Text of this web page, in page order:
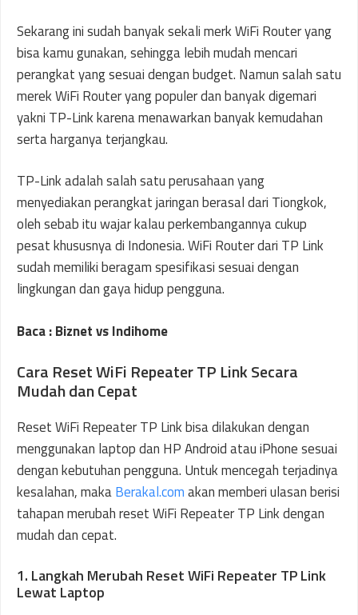
Sekarang ini sudah banyak sekali merk WiFi Router yang
bisa kamu gunakan, sehingga lebih mudah mencari
perangkat yang sesuai dengan budget. Namun salah satu
merek WiFi Router yang populer dan banyak digemari
yakni TP-Link karena menawarkan banyak kemudahan
serta harganya terjangkau.
TP-Link adalah salah satu perusahaan yang
menyediakan perangkat jaringan berasal dari Tiongkok,
oleh sebab itu wajar kalau perkembangannya cukup
pesat khususnya di Indonesia. WiFi Router dari TP Link
sudah memiliki beragam spesifikasi sesuai dengan
lingkungan dan gaya hidup pengguna.
Baca : Biznet vs Indihome
Cara Reset WiFi Repeater TP Link Secara
Mudah dan Cepat
Reset WiFi Repeater TP Link bisa dilakukan dengan
menggunakan laptop dan HP Android atau iPhone sesuai
dengan kebutuhan pengguna. Untuk mencegah terjadinya
kesalahan, makaBerakal.comakan memberi ulasan berisi
tahapan merubah reset WiFi Repeater TP Link dengan
mudah dan cepat.
1. Langkah Merubah Reset WiFi Repeater TP Link
Lewat Laptop